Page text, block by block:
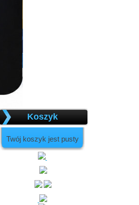
Koszyk
Twój koszyk jest pusty